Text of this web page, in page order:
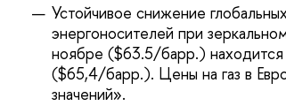
Устойчивое снижение
энергоносителей при
ноябре ($63.5/барр.)
($65,4/барр.). Цены на газ в
значений».